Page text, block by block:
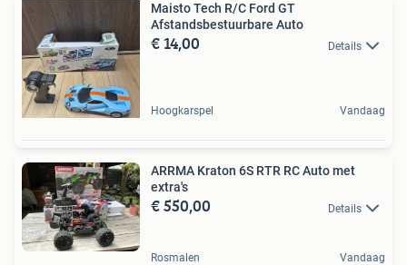
Maisto Tech R/C Ford GT
Afstandsbestuurbare Auto
€ 14,00 Details
Hoogkarspel Vandaag
ARRMA Kraton 6S RTR RC Auto met
extra's
€ 550,00 Details
Rosmalen Vandaag